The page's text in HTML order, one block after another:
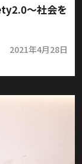
～社会を
2021年4月28日